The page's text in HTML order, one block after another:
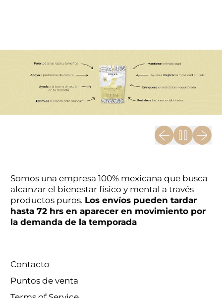
Diapositiva
Somos una empresa 100% mexicana que busca
alcanzar el bienestar físico y mental a través
productos puros. Los envíos pueden tardar
hasta 72 hrs en aparecer en movimiento por
la demanda de la temporada
Contacto
Puntos de venta